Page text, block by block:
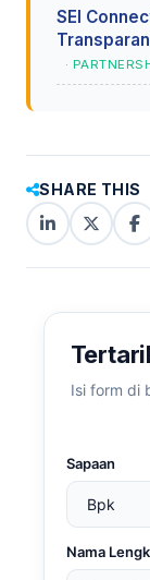
SEI
·
SHARE THIS
LinkedIn
X
Isi form di
Sapaan
Nama